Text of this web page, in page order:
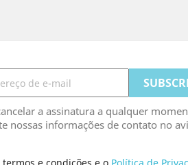
a assinatura a qualquer
nossas informações de contato no